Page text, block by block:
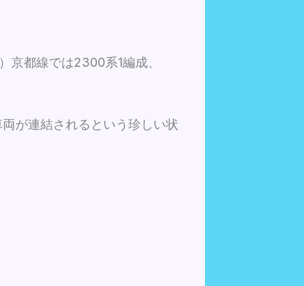
都線では2300系1編成、
が連結されるという珍しい状